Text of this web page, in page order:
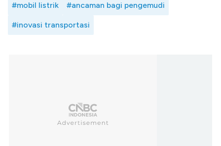
#mobil listrik #ancaman bagi pengemudi
#inovasi transportasi